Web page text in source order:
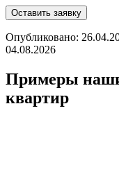
Оставить заявку
Опубликовано:
04.08.2026
Примеры
квартир